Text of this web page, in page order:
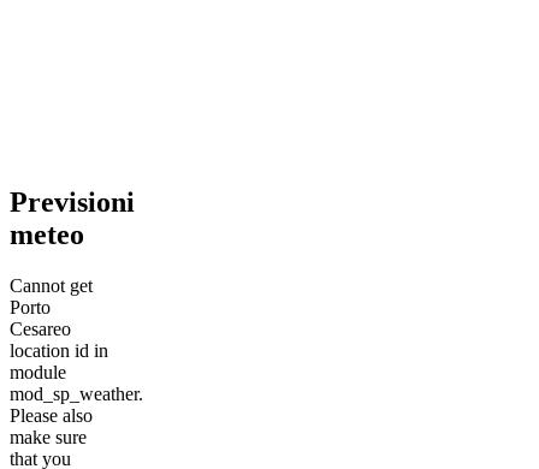
Previsioni
meteo
Cannot get
Porto
Cesareo
location id in
module
mod_sp_weather.
Please also
make sure
that you